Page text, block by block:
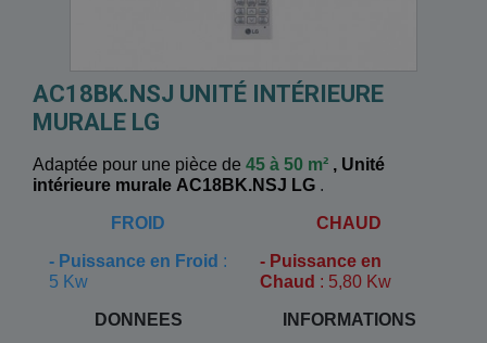
AC18BK.NSJ UNITÉ INTÉRIEURE
MURALE LG
Adaptée pour une pièce de 45 à 50 m² , Unité
intérieure murale AC18BK.NSJ LG .
FROID
- Puissance en Froid :
5 Kw
CHAUD
- Puissance en
Chaud : 5,80 Kw
DONNEES INFORMATIONS